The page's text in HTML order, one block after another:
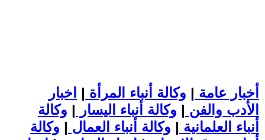
أخبار عامة | وكالة أنباء المرأة | اخبار
الأدب والفن | وكالة أنباء اليسار | وكالة
أنباء العلمانية | وكالة أنباء العمال | وكالة